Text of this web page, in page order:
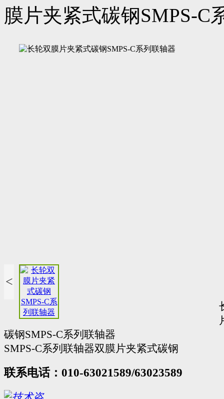
膜片夹紧式碳钢SMPS-C
<
碳钢SMPS-C系列联轴器
SMPS-C系列联轴器双膜片夹紧式碳钢
联系电话：010-63021589/63023589